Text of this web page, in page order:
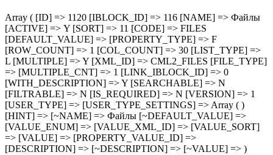
Array ( [ID] => 1120 [IBLOCK_ID] => 116 [NAME] => Файлы
[ACTIVE] => Y [SORT] => 11 [CODE] => FILES
[DEFAULT_VALUE] => [PROPERTY_TYPE] => F
[ROW_COUNT] => 1 [COL_COUNT] => 30 [LIST_TYPE] =>
L [MULTIPLE] => Y [XML_ID] => CML2_FILES [FILE_TYPE]
=> [MULTIPLE_CNT] => 1 [LINK_IBLOCK_ID] => 0
[WITH_DESCRIPTION] => Y [SEARCHABLE] => N
[FILTRABLE] => N [IS_REQUIRED] => N [VERSION] => 1
[USER_TYPE] => [USER_TYPE_SETTINGS] => Array ( )
[HINT] => [~NAME] => Файлы [~DEFAULT_VALUE] =>
[VALUE_ENUM] => [VALUE_XML_ID] => [VALUE_SORT]
=> [VALUE] => [PROPERTY_VALUE_ID] =>
[DESCRIPTION] => [~DESCRIPTION] => [~VALUE] => )